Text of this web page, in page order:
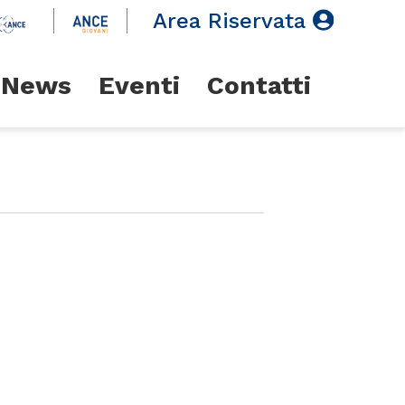
Area Riservata
News Eventi Contatti